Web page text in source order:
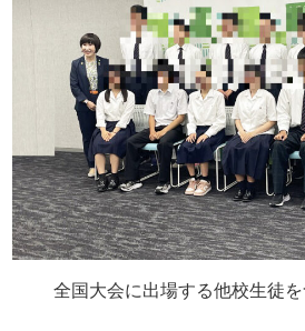
全国大会に出場する他校生徒